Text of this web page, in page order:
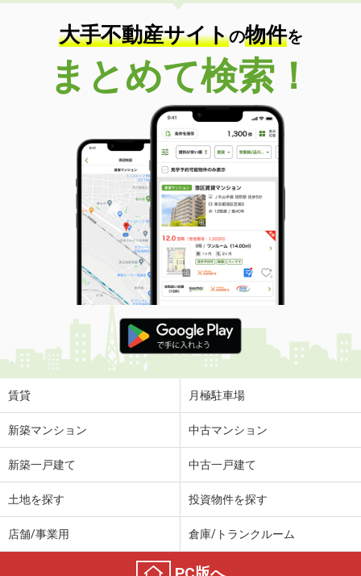
大手不動産サイトの物件を
まとめて検索！
賃貸 月極駐車場
新築マンション 中古マンション
新築一戸建て 中古一戸建て
土地を探す 投資物件を探す
店舗/事業用 倉庫/トランクルーム